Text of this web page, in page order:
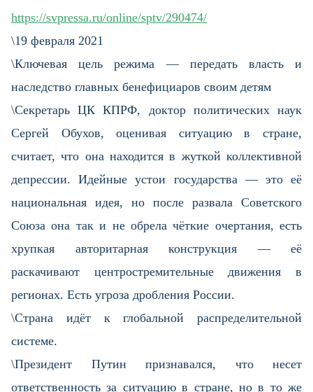
https://svpressa.ru/online/sptv/290474/
\19 февраля 2021
\Ключевая цель режима — передать власть и
наследство главных бенефициаров своим детям
\Секретарь ЦК КПРФ, доктор политических наук
Сергей Обухов, оценивая ситуацию в стране,
считает, что она находится в жуткой коллективной
депрессии. Идейные устои государства — это её
национальная идея, но после развала Советского
Союза она так и не обрела чёткие очертания, есть
хрупкая авторитарная конструкция — её
раскачивают центростремительные движения в
регионах. Есть угроза дробления России.
\Страна идёт к глобальной распределительной
системе.
\Президент Путин признавался, что несет
ответственность за ситуацию в стране, но в то же